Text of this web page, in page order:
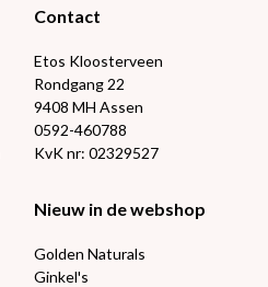
Contact
Etos Kloosterveen
Rondgang 22
9408 MH Assen
0592-460788
KvK nr: 02329527
Nieuw in de webshop
Golden Naturals
Ginkel's